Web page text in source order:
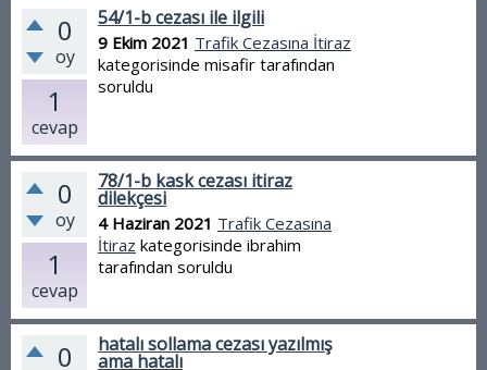
0
oy
1
cevap
54/1-b cezası ile ilgili
9 Ekim 2021 Trafik Cezasına İtiraz
kategorisinde misafir tarafından
soruldu
0
oy
1
cevap
78/1-b kask cezası itiraz
dilekçesi
4 Haziran 2021 Trafik Cezasına
İtiraz kategorisinde ibrahim
tarafından soruldu
0 hatalı sollama cezası yazılmış
ama hatalı